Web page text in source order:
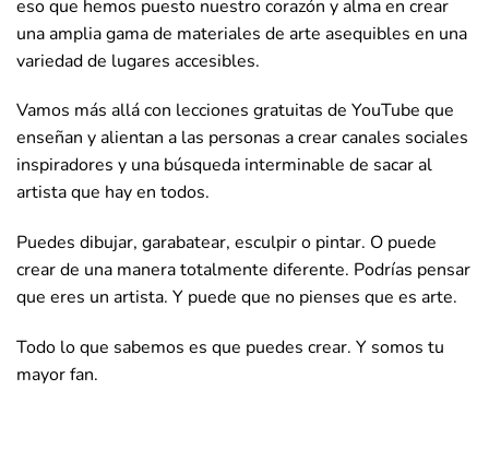
eso que hemos puesto nuestro corazón y alma en crear
una amplia gama de materiales de arte asequibles en una
variedad de lugares accesibles.
Vamos más allá con lecciones gratuitas de YouTube que
enseñan y alientan a las personas a crear canales sociales
inspiradores y una búsqueda interminable de sacar al
artista que hay en todos.
Puedes dibujar, garabatear, esculpir o pintar. O puede
crear de una manera totalmente diferente. Podrías pensar
que eres un artista. Y puede que no pienses que es arte.
Todo lo que sabemos es que puedes crear. Y somos tu
mayor fan.